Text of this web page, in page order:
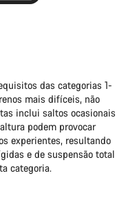
das categorias 1-
mais difíceis, não
inclui saltos ocasionais
podem provocar
experientes, resultando
e de suspensão total
categoria.